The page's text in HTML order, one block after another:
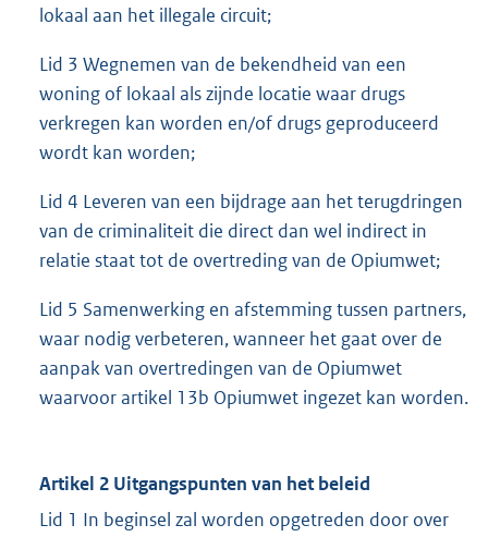
lokaal aan het illegale circuit;
Lid 3 Wegnemen van de bekendheid van een
woning of lokaal als zijnde locatie waar drugs
verkregen kan worden en/of drugs geproduceerd
wordt kan worden;
Lid 4 Leveren van een bijdrage aan het terugdringen
van de criminaliteit die direct dan wel indirect in
relatie staat tot de overtreding van de Opiumwet;
Lid 5 Samenwerking en afstemming tussen partners,
waar nodig verbeteren, wanneer het gaat over de
aanpak van overtredingen van de Opiumwet
waarvoor artikel 13b Opiumwet ingezet kan worden.
Artikel 2 Uitgangspunten van het beleid
Lid 1 In beginsel zal worden opgetreden door over